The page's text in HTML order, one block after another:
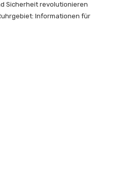
Sicherheit revolutionieren
Informationen für